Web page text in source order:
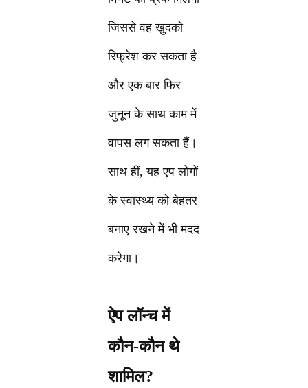
जिससे वह खुदको
रिफ्रेश कर सकता है
और एक बार फिर
जुनून के साथ काम में
वापस लग सकता हैं।
साथ हीं, यह एप लोगों
के स्वास्थ्य को बेहतर
बनाए रखने में भी मदद
करेगा।
ऐप लॉन्च में
कौन-कौन थे
शामिल?